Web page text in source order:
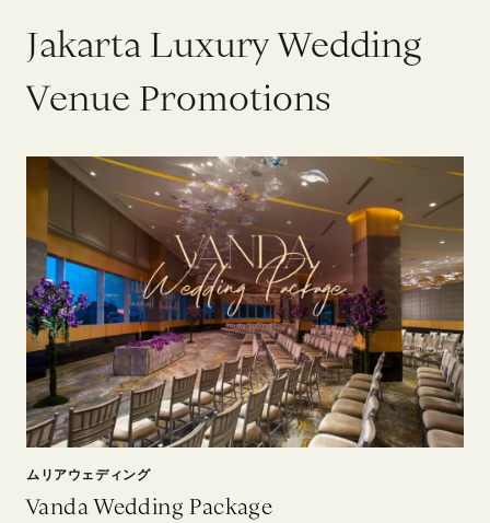
JakartaLuxuryWedding
Venue Promotions
ムリアウェディング
Vanda Wedding Package